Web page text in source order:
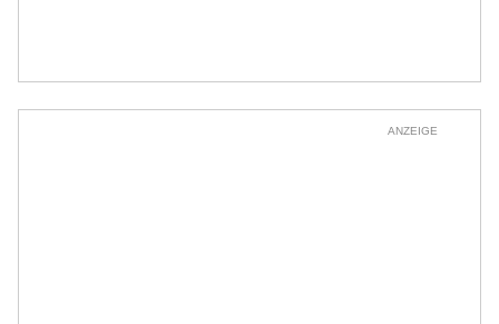
ANZEIGE